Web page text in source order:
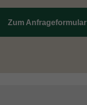
Zum Anfrageformular